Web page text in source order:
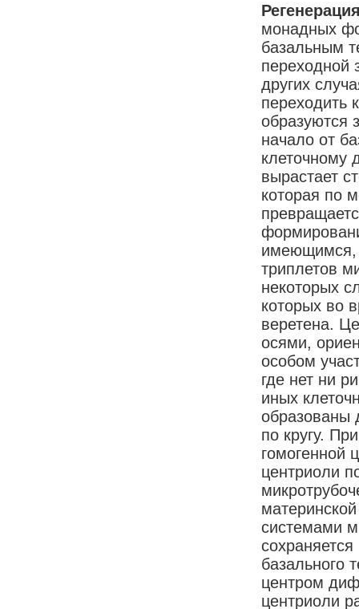
монадных
базальным
переходной
других
переходить
образуются
начало от
клеточному
вырастает
которая по
имеющимся,
триплетов
некоторых
которых во
веретена.
осями,
особом
где нет ни
иных
образованы
по кругу.
гомогенной
центриоли
системами
базального
центром
центриоли